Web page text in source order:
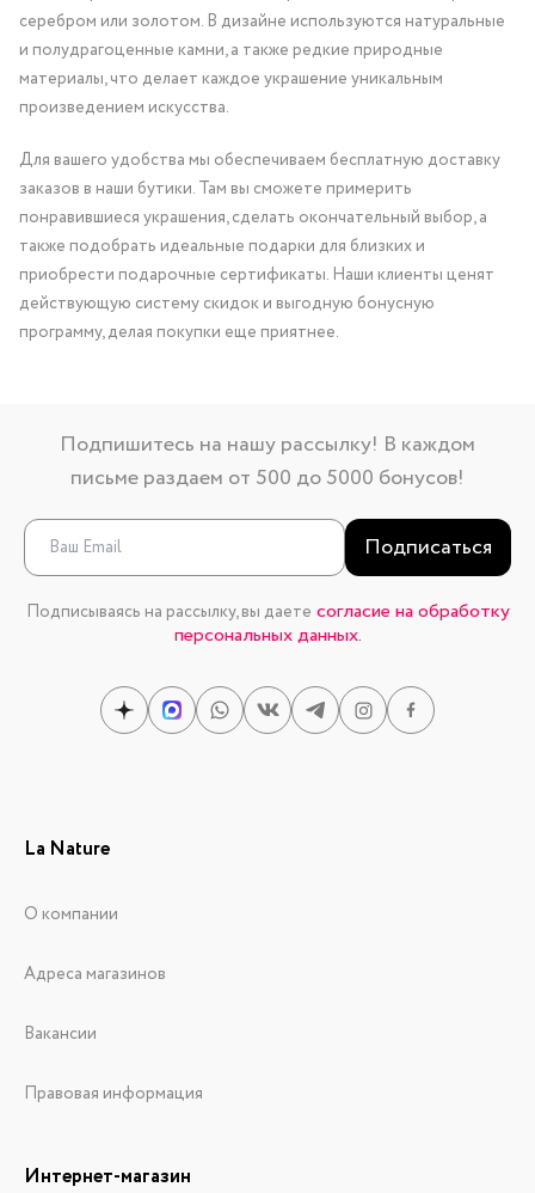
серебром или золотом. В дизайне используются натуральные
и полудрагоценные камни, а также редкие природные
материалы, что делает каждое украшение уникальным
произведением искусства.
Для вашего удобства мы обеспечиваем бесплатную доставку
заказов в наши бутики. Там вы сможете примерить
понравившиеся украшения, сделать окончательный выбор, а
также подобрать идеальные подарки для близких и
приобрести подарочные сертификаты. Наши клиенты ценят
действующую систему скидок и выгодную бонусную
программу, делая покупки еще приятнее.
Подпишитесь на нашу рассылку! В каждом
письме раздаем от 500 до 5000 бонусов!
Подписаться
Подписываясь на рассылку, вы даете согласие на обработку
персональных данных.
La Nature
О компании
Адреса магазинов
Вакансии
Правовая информация
Интернет-магазин